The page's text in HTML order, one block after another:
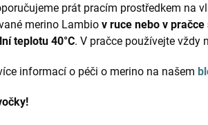
prát pracím prostředkem na
merino Lambio v ruce nebo v
teplotu 40°C. V pračce používejte vždy
informací o péči o merino na našem